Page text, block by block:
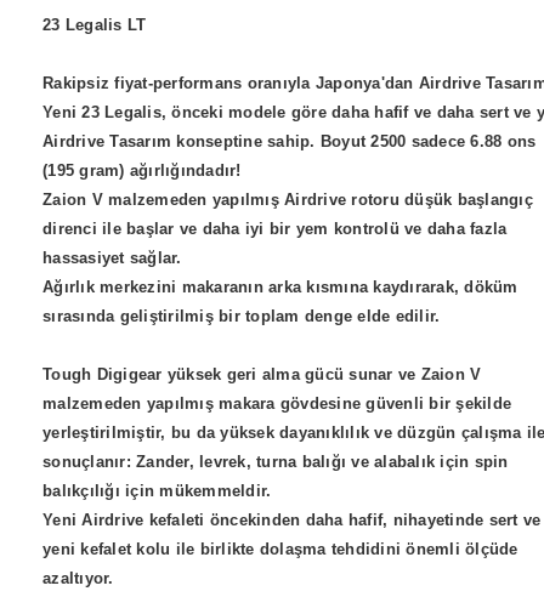
23 Legalis LT
Rakipsiz fiyat-performans oranıyla Japonya'dan Airdrive
Yeni 23 Legalis, önceki modele göre daha hafif ve daha sert ve
Airdrive Tasarım konseptine sahip. Boyut 2500 sadece 6.88 ons
(195 gram) ağırlığındadır!
Zaion V malzemeden yapılmış Airdrive rotoru düşük başlangıç
direnci ile başlar ve daha iyi bir yem kontrolü ve daha fazla
hassasiyet sağlar.
Ağırlık merkezini makaranın arka kısmına kaydırarak, döküm
sırasında geliştirilmiş bir toplam denge elde edilir.
Tough Digigear yüksek geri alma gücü sunar ve Zaion V
malzemeden yapılmış makara gövdesine güvenli bir şekilde
yerleştirilmiştir, bu da yüksek dayanıklılık ve düzgün çalışma
sonuçlanır: Zander, levrek, turna balığı ve alabalık için spin
balıkçılığı için mükemmeldir.
Yeni Airdrive kefaleti öncekinden daha hafif, nihayetinde sert ve
yeni kefalet kolu ile birlikte dolaşma tehdidini önemli ölçüde
azaltıyor.